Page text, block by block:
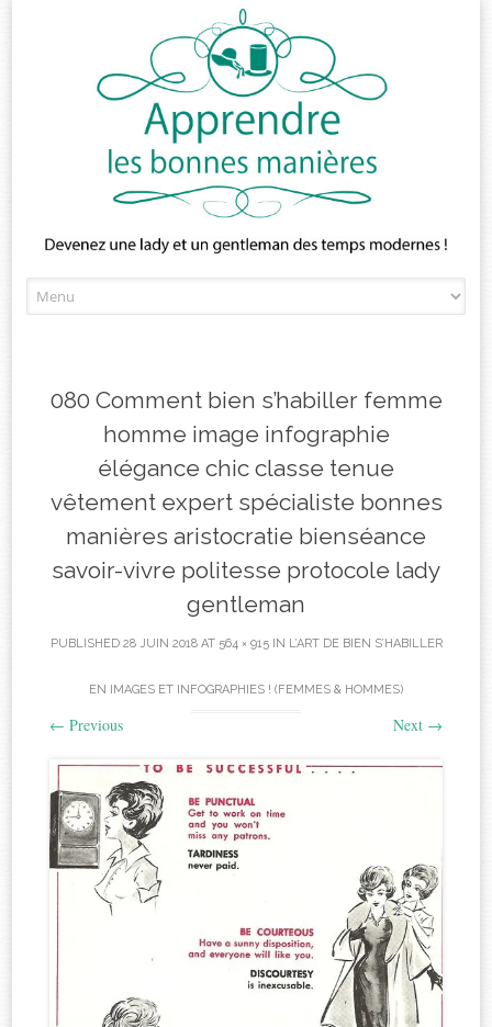
to
080 Comment bien s’habiller femme
homme image infographie
élégance chic classe tenue
vêtement expert spécialiste bonnes
manières aristocratie bienséance
savoir-vivre politesse protocole lady
gentleman
PUBLISHED 28 JUIN 2018AT 564 × 915IN L’ART DE BIEN S’HABILLER
EN IMAGES ET INFOGRAPHIES ! (FEMMES & HOMMES)
← Previous Next →